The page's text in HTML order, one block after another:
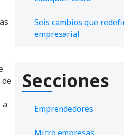
de
a
Seis cambios que
empresarial
Secciones
Emprendedores
Micro empresas